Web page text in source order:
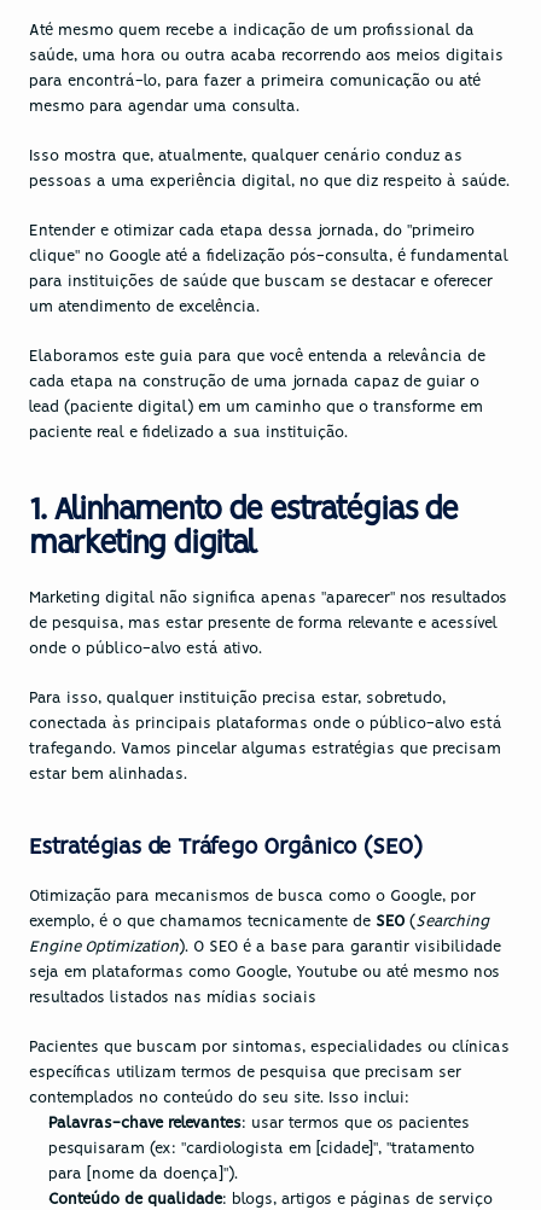
Até mesmo quem recebe a indicação de um profissional da
saúde, uma hora ou outra acaba recorrendo aos meios digitais
para encontrá-lo, para fazer a primeira comunicação ou até
mesmo para agendar uma consulta.
Isso mostra que, atualmente, qualquer cenário conduz as
pessoas a uma experiência digital, no que diz respeito à saúde.
Entender e otimizar cada etapa dessa jornada, do "primeiro
clique" no Google até a fidelização pós-consulta, é fundamental
para instituições de saúde que buscam se destacar e oferecer
um atendimento de excelência.
Elaboramos este guia para que você entenda a relevância de
cada etapa na construção de uma jornada capaz de guiar o
lead (paciente digital) em um caminho que o transforme em
paciente real e fidelizado a sua instituição.
1. Alinhamento de estratégias de
marketing digital
Marketing digital não significa apenas "aparecer" nos resultados
de pesquisa, mas estar presente de forma relevante e acessível
onde o público-alvo está ativo.
Para isso, qualquer instituição precisa estar, sobretudo,
conectada às principais plataformas onde o público-alvo está
trafegando. Vamos pincelar algumas estratégias que precisam
estar bem alinhadas.
Estratégias de Tráfego Orgânico (SEO)
Otimização para mecanismos de busca como o Google, por
exemplo, é o que chamamos tecnicamente de SEO (Searching
Engine Optimization). O SEO é a base para garantir visibilidade
seja em plataformas como Google, Youtube ou até mesmo nos
resultados listados nas mídias sociais
Pacientes que buscam por sintomas, especialidades ou clínicas
específicas utilizam termos de pesquisa que precisam ser
contemplados no conteúdo do seu site. Isso inclui:
Palavras-chave relevantes: usar termos que os pacientes
pesquisaram (ex: "cardiologista em [cidade]", "tratamento
para [nome da doença]").
Conteúdo de qualidade: blogs, artigos e páginas de serviço